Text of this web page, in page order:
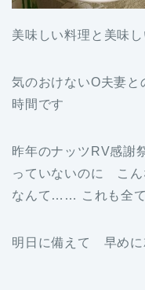
美味しい料理と美味
気のおけないO夫妻
時間です
昨年のナッツRV感謝
っていないのに こん
なんて…… これも全
明日に備えて 早めに